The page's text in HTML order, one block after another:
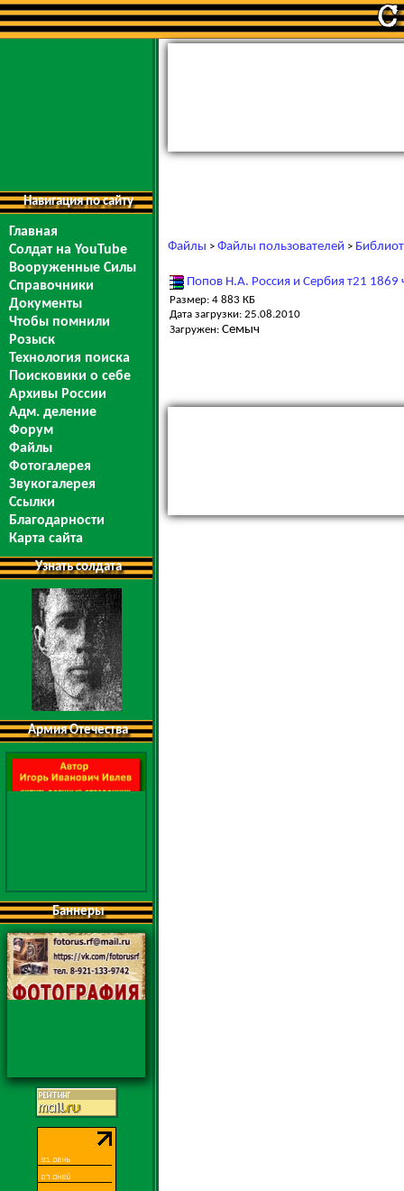
Навигация по сайту
Главная
Солдат на YouTube
Вооруженные Силы
Справочники
Документы
Чтобы помнили
Розыск
Технология поиска
Поисковики о себе
Архивы России
Адм. деление
Форум
Файлы
Фотогалерея
Звукогалерея
Ссылки
Благодарности
Карта сайта
Узнать солдата
Армия Отечества
Баннеры
Файлы > Файлы пользователей >
Попов Н.А. Россия и Сербия т21 1869
Размер: 4 883 КБ
Дата загрузки: 25.08.2010
Загружен: Семыч